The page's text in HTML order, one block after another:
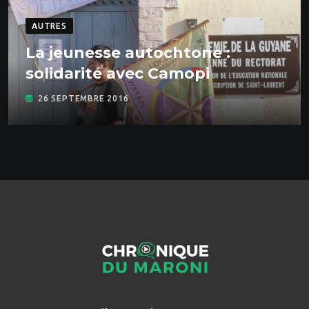
AUTRES
La jeunesse autochtone :
solidarité avec Camopi
26 SEPTEMBRE 2016